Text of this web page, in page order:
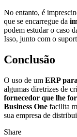
No entanto, é
que se encarregue da
podem estudar o caso
Isso, junto com o
Conclusão
O uso de um ERP
algumas diretrizes de
fornecedor que lhe
Business One facilita
sua empresa de
Share